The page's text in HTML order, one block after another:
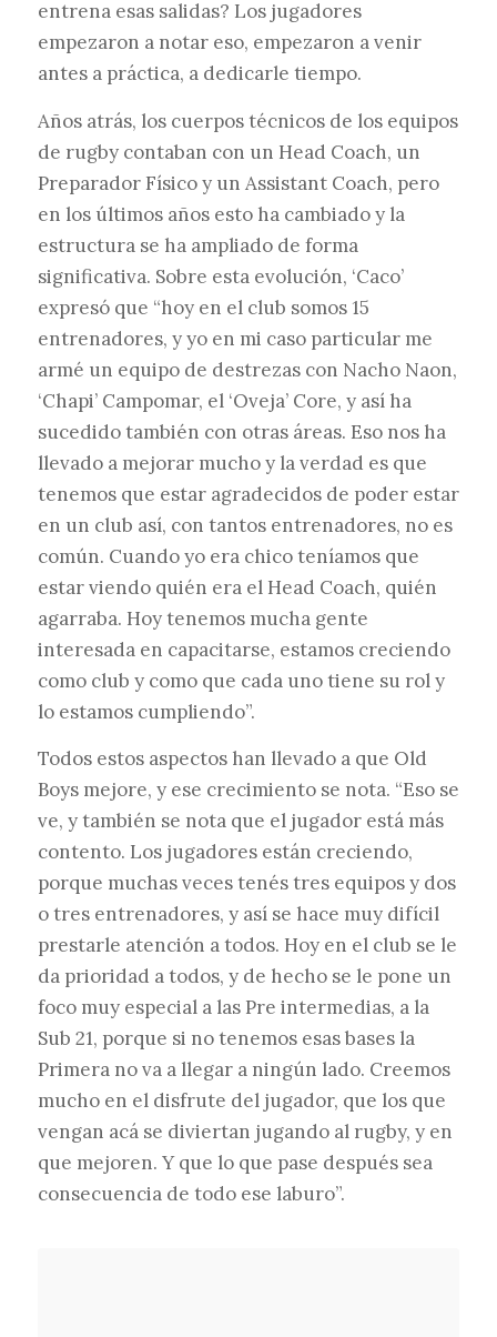
entrena esas salidas? Los jugadores
empezaron a notar eso, empezaron a venir
antes a práctica, a dedicarle tiempo.
Años atrás, los cuerpos técnicos de los equipos
de rugby contaban con un Head Coach, un
Preparador Físico y un Assistant Coach, pero
en los últimos años esto ha cambiado y la
estructura se ha ampliado de forma
significativa. Sobre esta evolución, ‘Caco’
expresó que “hoy en el club somos 15
entrenadores, y yo en mi caso particular me
armé un equipo de destrezas con Nacho Naon,
‘Chapi’ Campomar, el ‘Oveja’ Core, y así ha
sucedido también con otras áreas. Eso nos ha
llevado a mejorar mucho y la verdad es que
tenemos que estar agradecidos de poder estar
en un club así, con tantos entrenadores, no es
común. Cuando yo era chico teníamos que
estar viendo quién era el Head Coach, quién
agarraba. Hoy tenemos mucha gente
interesada en capacitarse, estamos creciendo
como club y como que cada uno tiene su rol y
lo estamos cumpliendo”.
Todos estos aspectos han llevado a que Old
Boys mejore, y ese crecimiento se nota. “Eso se
ve, y también se nota que el jugador está más
contento. Los jugadores están creciendo,
porque muchas veces tenés tres equipos y dos
o tres entrenadores, y así se hace muy difícil
prestarle atención a todos. Hoy en el club se le
da prioridad a todos, y de hecho se le pone un
foco muy especial a las Pre intermedias, a la
Sub 21, porque si no tenemos esas bases la
Primera no va a llegar a ningún lado. Creemos
mucho en el disfrute del jugador, que los que
vengan acá se diviertan jugando al rugby, y en
que mejoren. Y que lo que pase después sea
consecuencia de todo ese laburo”.